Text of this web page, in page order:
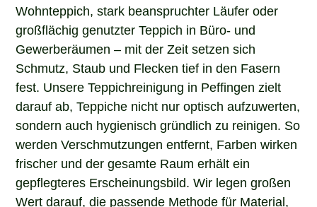
Wohnteppich, stark beanspruchter Läufer oder
großflächig genutzter Teppich in Büro- und
Gewerberäumen – mit der Zeit setzen sich
Schmutz, Staub und Flecken tief in den Fasern
fest. Unsere Teppichreinigung in Peffingen zielt
darauf ab, Teppiche nicht nur optisch aufzuwerten,
sondern auch hygienisch gründlich zu reinigen. So
werden Verschmutzungen entfernt, Farben wirken
frischer und der gesamte Raum erhält ein
gepflegteres Erscheinungsbild. Wir legen großen
Wert darauf, die passende Methode für Material,